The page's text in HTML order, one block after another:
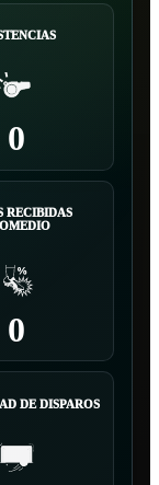
0
RECIBIDAS
0
DE DISPAROS